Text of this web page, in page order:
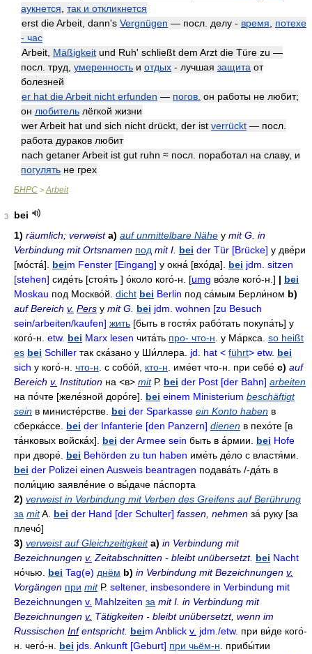
аукнется так и откликнется
erst die Arbeit, dann's Vergnügen — посл. делу - время
потехе
- час
Arbeit, Mäßigkeit und Ruh' schließt dem Arzt die Türe zu —
посл. труд, умеренность и отдых - лучшая защита от
болезней
er hat die Arbeit nicht erfunden — погов. он работы не любит;
он любитель лёгкой жизни
wer Arbeit hat und sich nicht drückt, der ist verrückt — посл.
работа дураков любит
nach getaner Arbeit ist gut ruhn ≈ посл. поработал на славу, и
погулять не грех
БНРС > Arbeit
3
bei
1) räumlich; verweist a) auf unmittelbare Nähe у mit G. in
Verbindung mit Ortsnamen под mit I. bei der Tür [Brücke] у две́ри
[мо́ста́]. beim Fenster [Eingang] у окна́ [вхо́да]. bei jdm. sitzen
[stehen] сиде́ть [стоя́ть ] о́коло кого́-н . [umg во́зле кого́-н.] | bei
Moskau под Москво́й dicht bei Berlin под са́мым Берли́ном b)
auf Bereich v. Pers у mit G. bei jdm. wohnen [zu Besuch
sein/arbeiten/kaufen] жить [быть в гостя́х рабо́тать покупа́ть] у
кого́-н. etw. bei Marx lesen чита́ть про- что-н у Ма́ркса so heißt
es bei Schiller так ска́зано у Ши́ллера jd. hat < führt> etw. bei
sich у кого́-н что-н с собо́й кто-н име́ет что-н при себе́ c) auf
Bereich v. Institution на <в> mit Р. bei der Post [der Bahn] arbeiten
на по́чте [желе́зной доро́ге]. bei einem Ministerium beschäftigt
sein в министе́рстве bei der Sparkasse ein Konto haben в
сберка́ссе bei der Infanterie [den Panzern] dienen в пехо́те [в
та́нковых войска́х]. bei der Armee sein быть в а́рмии bei Hofe
при дворе́ bei Behörden zu tun haben име́ть де́ло с властя́ми
bei der Polizei einen Ausweis beantragen подава́ть /-да́ть в
поли́цию заявле́ние о вы́даче па́спорта
2) verweist in Verbindung mit Verben des Greifens auf Berührung
за mitA. bei der Hand [der Schulter] fassen, nehmen за́ руку [за
плечо́]
3) verweist auf Gleichzeitigkeit a) in Verbindung mit
Bezeichnungen v. Zeitabschnitten - bleibt unübersetzt. bei Nacht
но́чью
bei Tag(e) днём b) in Verbindung mit Bezeichnungen v.
Vorgängen при mit Р. seltener, insbesondere in Verbindung mit
Bezeichnungen v. Mahlzeiten за mit I. in Verbindung mit
Bezeichnungen v. Tätigkeiten - bleibt unübersetzt, wenn im
Russischen Infentspricht. beim Anblick v. jdm./etw. при ви́де кого́-
н . чего́-н. bei jds. Ankunft [Geburt] при чьём-н
прибы́тии